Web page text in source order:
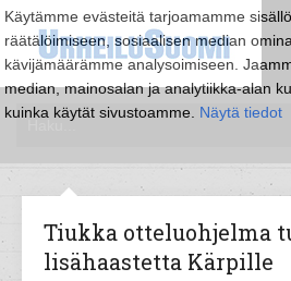
Käytämme evästeitä tarjoamamme
räätälöimiseen, sosiaalisen median
kävijämäärämme analysoimiseen.
median, mainosalan ja analytiikka-alan
kuinka käytät sivustoamme. Näytä tiedot
Tiukka otteluohjelma
lisähaastetta Kärpille